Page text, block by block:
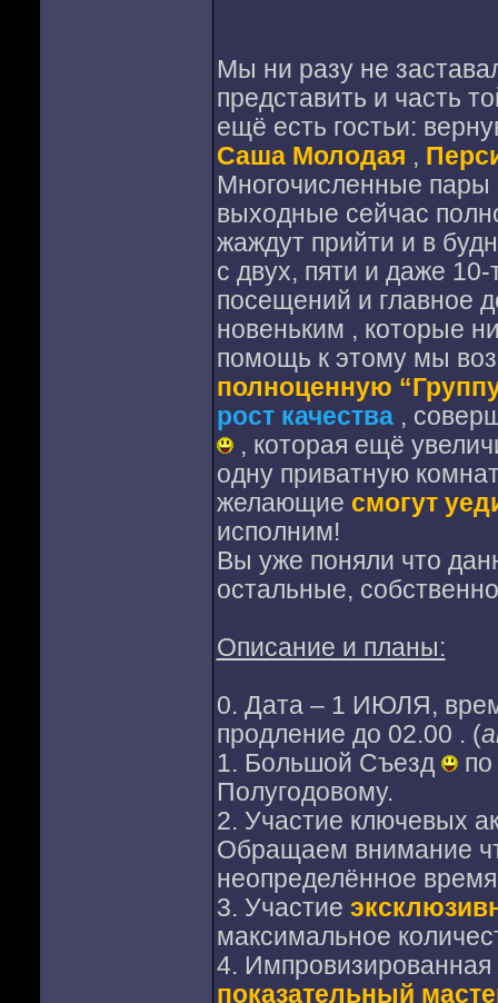
Мы ни разу не
представить и часть
ещё есть гостьи:
Саша Молодая ,
Многочисленные
выходные сейчас
жаждут прийти и в
с двух, пяти и даже
посещений и главное
новеньким , которые
помощь к этому мы
полноценную
рост качества ,
, которая ещё
одну приватную
желающие смогут
исполним!
Вы уже поняли что
остальные,
Описание и планы:
0. Дата – 1 ИЮЛЯ,
продление до 02.00 . (
1. Большой Съезд
по
Полугодовому.
2. Участие ключевых
Обращаем внимание
неопределённое
3. Участие
максимальное
4.
показательный